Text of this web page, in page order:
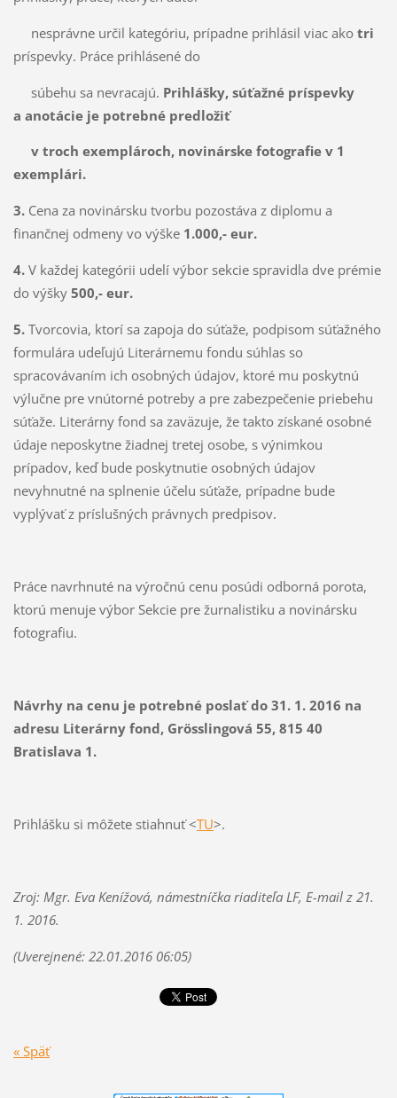
nesprávne určil kategóriu, prípadne prihlásil viac ako tri
príspevky. Práce prihlásené do
súbehu sa nevracajú. Prihlášky, súťažné príspevky
a anotácie je potrebné predložiť
v troch exemplároch, novinárske fotografie v 1
exemplári.
3. Cena za novinársku tvorbu pozostáva z diplomu a
finančnej odmeny vo výške 1.000,- eur.
4. V každej kategórii udelí výbor sekcie spravidla dve prémie
do výšky 500,- eur.
5.Tvorcovia, ktorí sa zapoja do súťaže, podpisom súťažného
formulára udeľujú Literárnemu fondu súhlas so
spracovávaním ich osobných údajov, ktoré mu poskytnú
výlučne pre vnútorné potreby a pre zabezpečenie priebehu
súťaže. Literárny fond sa zaväzuje, že takto získané osobné
údaje neposkytne žiadnej tretej osobe, s výnimkou
prípadov, keď bude poskytnutie osobných údajov
nevyhnutné na splnenie účelu súťaže, prípadne bude
vyplývať z príslušných právnych predpisov.
Práce navrhnuté na výročnú cenu posúdi odborná porota,
ktorú menuje výbor Sekcie pre žurnalistiku a novinársku
fotografiu.
Návrhy na cenu je potrebné poslať do 31. 1. 2016 na
adresu Literárny fond, Grösslingová 55, 815 40
Bratislava 1.
Prihlášku si môžete stiahnuť <TU>.
Zroj: Mgr. Eva Kenížová, námestníčka riaditeľa LF, E-mail z 21.
1. 2016.
(Uverejnené: 22.01.2016 06:05)
« Späť